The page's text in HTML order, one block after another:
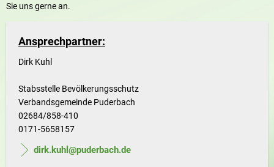
Sie uns gerne an.
Ansprechpartner:
Dirk Kuhl
Stabsstelle Bevölkerungsschutz
Verbandsgemeinde Puderbach
02684/858-410
0171-5658157
dirk.kuhl@puderbach.de